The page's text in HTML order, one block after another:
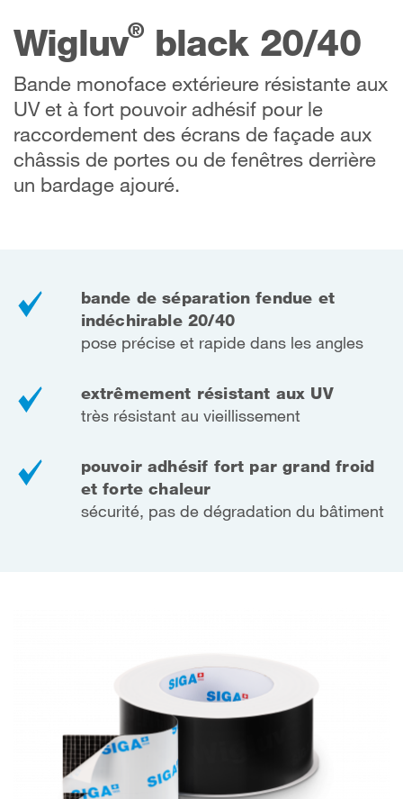
Wigluv®black 20/40
Bande monoface extérieure résistante aux
UV et à fort pouvoir adhésif pour le
raccordement des écrans de façade aux
châssis de portes ou de fenêtres derrière
un bardage ajouré.
bande de séparation fendue et
indéchirable 20/40
pose précise et rapide dans les angles
extrêmement résistant aux UV
très résistant au vieillissement
pouvoir adhésif fort par grand froid
et forte chaleur
sécurité, pas de dégradation du bâtiment